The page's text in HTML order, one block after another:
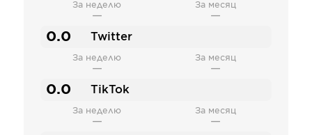
За неделю
—
За месяц
—
0.0 Twitter
За неделю
—
За месяц
—
0.0 TikTok
За неделю
—
За месяц
—